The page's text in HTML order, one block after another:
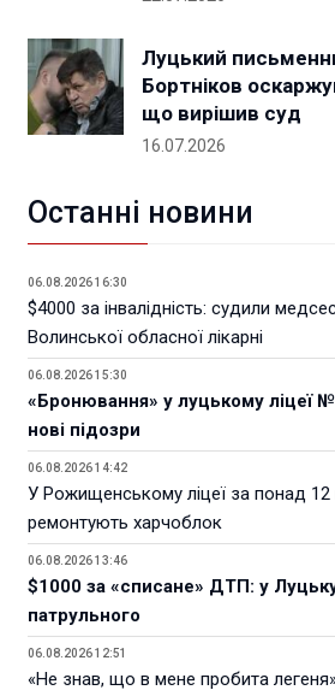
Луцький
Бортніков
що вирішив суд
16.07.2026
Останні новини
06.08.2026 16:30
$4000 за інвалідність: судили
Волинської обласної лікарні
06.08.2026 15:30
«Бронювання» у луцькому ліцеї
нові підозри
06.08.2026 14:42
У Рожищенському ліцеї за понад 12
ремонтують харчоблок
06.08.2026 13:46
$1000 за «списане» ДТП: у
патрульного
06.08.2026 12:51
«Не знав, що в мене пробита